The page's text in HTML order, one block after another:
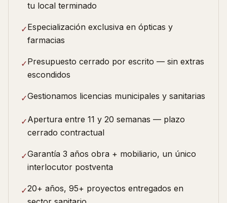
tu local terminado
✓Especialización exclusiva en ópticas y
farmacias
✓Presupuesto cerrado por escrito — sin extras
escondidos
✓Gestionamos licencias municipales y sanitarias
✓Apertura entre 11 y 20 semanas — plazo
cerrado contractual
✓Garantía 3 años obra + mobiliario, un único
interlocutor postventa
✓20+ años, 95+ proyectos entregados en